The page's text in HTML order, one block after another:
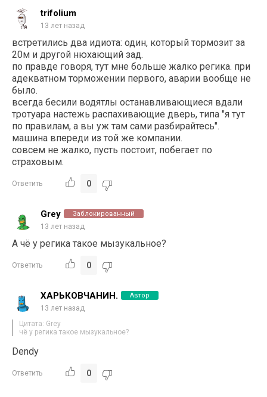
trifolium
13 лет назад
встретились два идиота: один, который тормозит за
20м и другой нюхающий зад.
по правде говоря, тут мне больше жалко регика. при
адекватном торможении первого, аварии вообще не
было.
всегда бесили водятлы останавливающиеся вдали
тротуара настежь распахивающие дверь, типа "я тут
по правилам, а вы уж там сами разбирайтесь".
машина впереди из той же компании.
совсем не жалко, пусть постоит, побегает по
страховым.
Ответить 0
Grey Заблокированный
13 лет назад
А чё у регика такое мызукальное?
Ответить 0
ХАРЬКОВЧАНИН. Автор
13 лет назад
Цитата: Grey
чё у регика такое мызукальное?
Dendy
Ответить 0